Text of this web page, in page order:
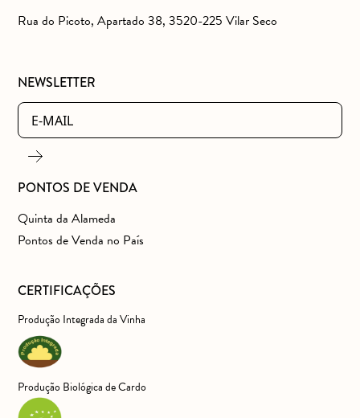
Rua do Picoto, Apartado 38, 3520-225 Vilar Seco
NEWSLETTER
PONTOS DE VENDA
Quinta da Alameda
Pontos de Venda no País
CERTIFICAÇÕES
Produção Integrada da Vinha
Produção Biológica de Cardo